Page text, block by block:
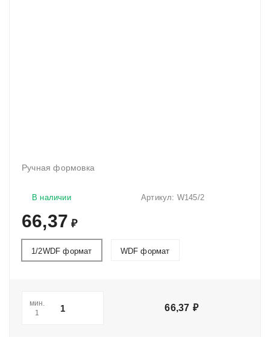
Ручная формовка
Артикул: W145/2
В наличии
66,37 ₽
1/2WDF формат WDF формат
мин.
1
66,37 ₽